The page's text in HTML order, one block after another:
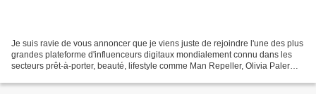
Je suis ravie de vous annoncer que je viens juste de rejoindre l'une des plus
grandes plateforme d'influenceurs digitaux mondialement connu dans les
secteurs prêt-à-porter, beauté, lifestyle comme Man Repeller, Olivia Palermo,